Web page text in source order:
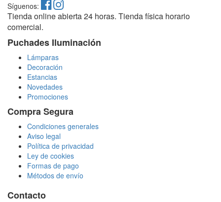
Síguenos:
Tienda online abierta 24 horas. Tienda física horario
comercial.
Puchades Iluminación
Lámparas
Decoración
Estancias
Novedades
Promociones
Compra Segura
Condiciones generales
Aviso legal
Política de privacidad
Ley de cookies
Formas de pago
Métodos de envío
Contacto